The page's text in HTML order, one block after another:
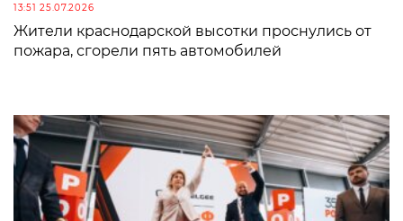
13:51 25.07.2026
Жители краснодарской высотки проснулись от
пожара, сгорели пять автомобилей